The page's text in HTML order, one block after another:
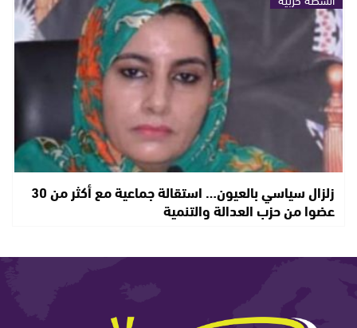
زلزال سياسي بالعيون… استقالة جماعية مع أكثر من 30
عضوا من حزب العدالة والتنمية